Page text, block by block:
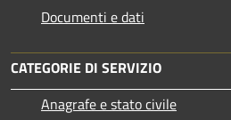
Documenti e dati
CATEGORIE DI SERVIZIO
Anagrafe e stato civile